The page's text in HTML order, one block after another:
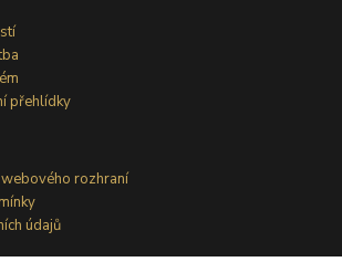
přehlídky
rozhraní
údajů